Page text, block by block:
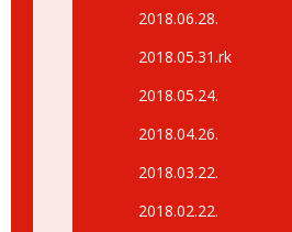
2018.06.28.
2018.05.31.rk
2018.05.24.
2018.04.26.
2018.03.22.
2018.02.22.